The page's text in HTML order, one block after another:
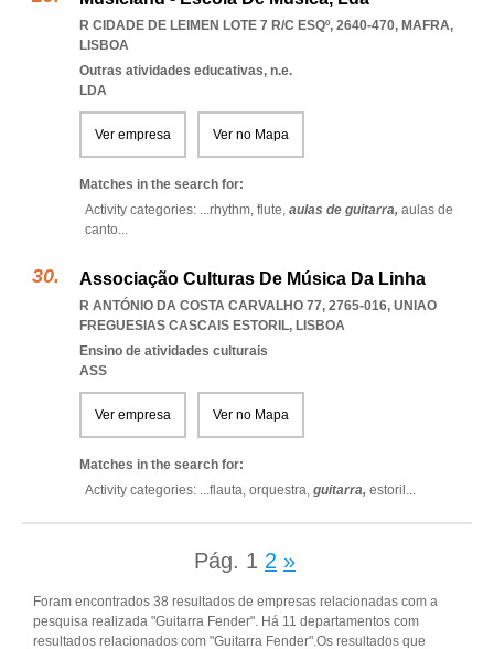
R CIDADE DE LEIMEN LOTE 7 R/C ESQº, 2640-470, MAFRA,
LISBOA
Outras atividades educativas, n.e.
LDA
Ver empresa Ver no Mapa
Matches in the search for:
Activity categories: ...rhythm, flute, aulas de guitarra, aulas de
canto...
Associação Culturas De Música Da Linha
R ANTÓNIO DA COSTA CARVALHO 77, 2765-016, UNIAO
FREGUESIAS CASCAIS ESTORIL, LISBOA
Ensino de atividades culturais
ASS
Ver empresa Ver no Mapa
Matches in the search for:
Activity categories: ...flauta, orquestra, guitarra, estoril ...
Pág. 1 2 »
Foram encontrados 38 resultados de empresas relacionadas com a
pesquisa realizada "Guitarra Fender". Há 11 departamentos com
resultados relacionados com "Guitarra Fender".Os resultados que